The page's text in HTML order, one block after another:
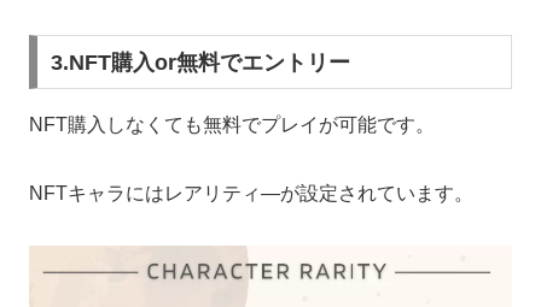
3.NFT購入or無料でエントリー
NFT購入しなくても無料でプレイが可能です。
NFTキャラにはレアリティ―が設定されています。